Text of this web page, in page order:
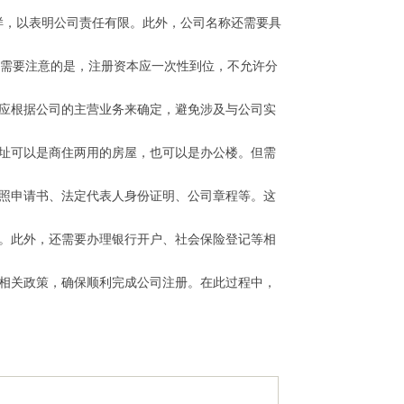
以表明公司责任有限。此外，公司名称还需要具
要注意的是，注册资本应一次性到位，不允许分
根据公司的主营业务来确定，避免涉及与公司实
可以是商住两用的房屋，也可以是办公楼。但需
申请书、法定代表人身份证明、公司章程等。这
此外，还需要办理银行开户、社会保险登记等相
政策，确保顺利完成公司注册。在此过程中，